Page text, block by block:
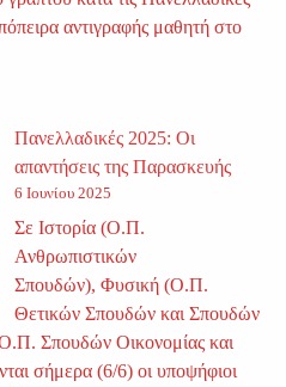
αντιγραφής μαθητή στο
Πανελλαδικές 2025: Οι
απαντήσεις της Παρασκευής
6 Ιουνίου 2025
Σε Ιστορία (Ο.Π.
Ανθρωπιστικών
Σπουδών), Φυσική (Ο.Π.
Θετικών Σπουδών και Σπουδών
Σπουδών Οικονομίας και
σήμερα (6/6) οι υποψήφιοι